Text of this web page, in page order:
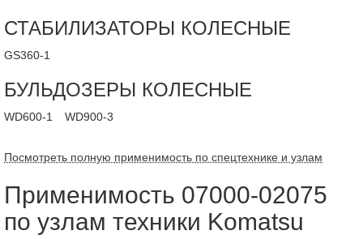
СТАБИЛИЗАТОРЫ КОЛЕСНЫЕ
GS360-1
БУЛЬДОЗЕРЫ КОЛЕСНЫЕ
WD600-1 WD900-3
Посмотреть полную применимость по спецтехнике и узлам
Применимость 07000-02075
по узлам техники Komatsu